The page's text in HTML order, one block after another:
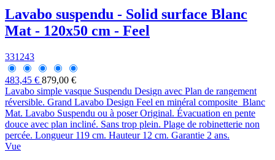
Lavabo suspendu - Solid surface Blanc
Mat - 120x50 cm - Feel
331243
483,45 € 879,00 €
Lavabo simple vasque Suspendu Design avec Plan de rangement
réversible. Grand Lavabo Design Feel en minéral composite Blanc
Mat. Lavabo Suspendu ou à poser Original. Évacuation en pente
douce avec plan incliné. Sans trop plein. Plage de robinetterie non
percée. Longueur 119 cm. Hauteur 12 cm. Garantie 2 ans.
Vue